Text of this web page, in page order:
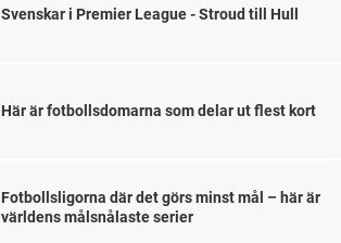
Svenskar i Premier League - Stroud till Hull
Här är fotbollsdomarna som delar ut flest kort
Fotbollsligorna där det görs minst mål – här är
världens målsnålaste serier